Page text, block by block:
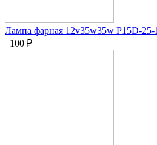
Лампа фарная 12v35w35w P15D-
100 ₽